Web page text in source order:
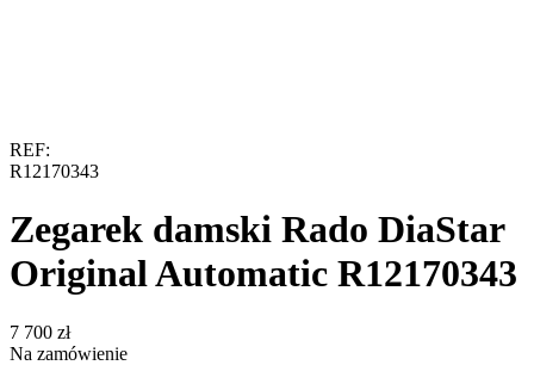
REF:
R12170343
Zegarek damski Rado DiaStar
Original Automatic R12170343
‍7 700‍ zł
Na zamówienie